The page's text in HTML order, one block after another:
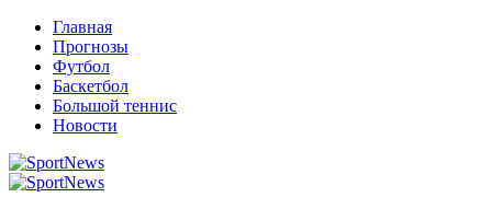
Перейти
содержимому
Главная
Прогнозы
Футбол
Баскетбол
Большой теннис
Новости
Primary